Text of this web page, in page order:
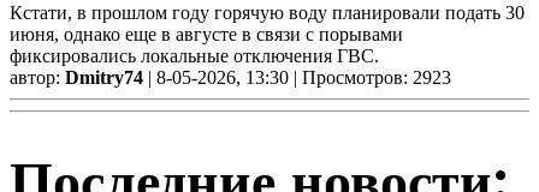
Кстати, в прошлом году горячую воду планировали подать 30
июня, однако еще в августе в связи с порывами
фиксировались локальные отключения ГВС.
автор: Dmitry74 | 8-05-2026, 13:30 | Просмотров: 2923